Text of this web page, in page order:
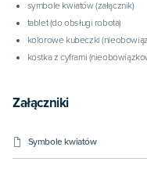
symbole kwiatów (załącznik)
tablet (do obsługi robota)
kolorowe kubeczki
kostka z cyframi
Załączniki
Symbole kwiatów